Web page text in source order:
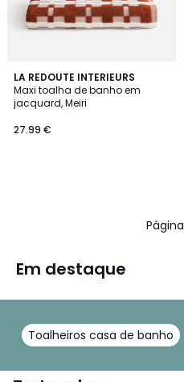
LA REDOUTE INTERIEURS
Maxi toalha de banho em
jacquard, Meiri
27.99 €
Página
Em destaque
Toalheiros casa de banho